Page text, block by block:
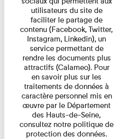
utilisateurs du site de
faciliter le partage de
contenu (Facebook, Twitter,
Instagram, Linkedin), un
service permettant de
rendre les documents plus
attractifs (Calameo). Pour
en savoir plus sur les
traitements de données à
caractère personnel mis en
œuvre par le Département
des Hauts-de-Seine,
consultez notre politique de
protection des données.